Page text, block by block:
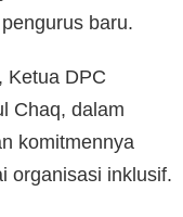
baru.
Ketua DPC
Chaq, dalam
komitmennya
organisasi inklusif.